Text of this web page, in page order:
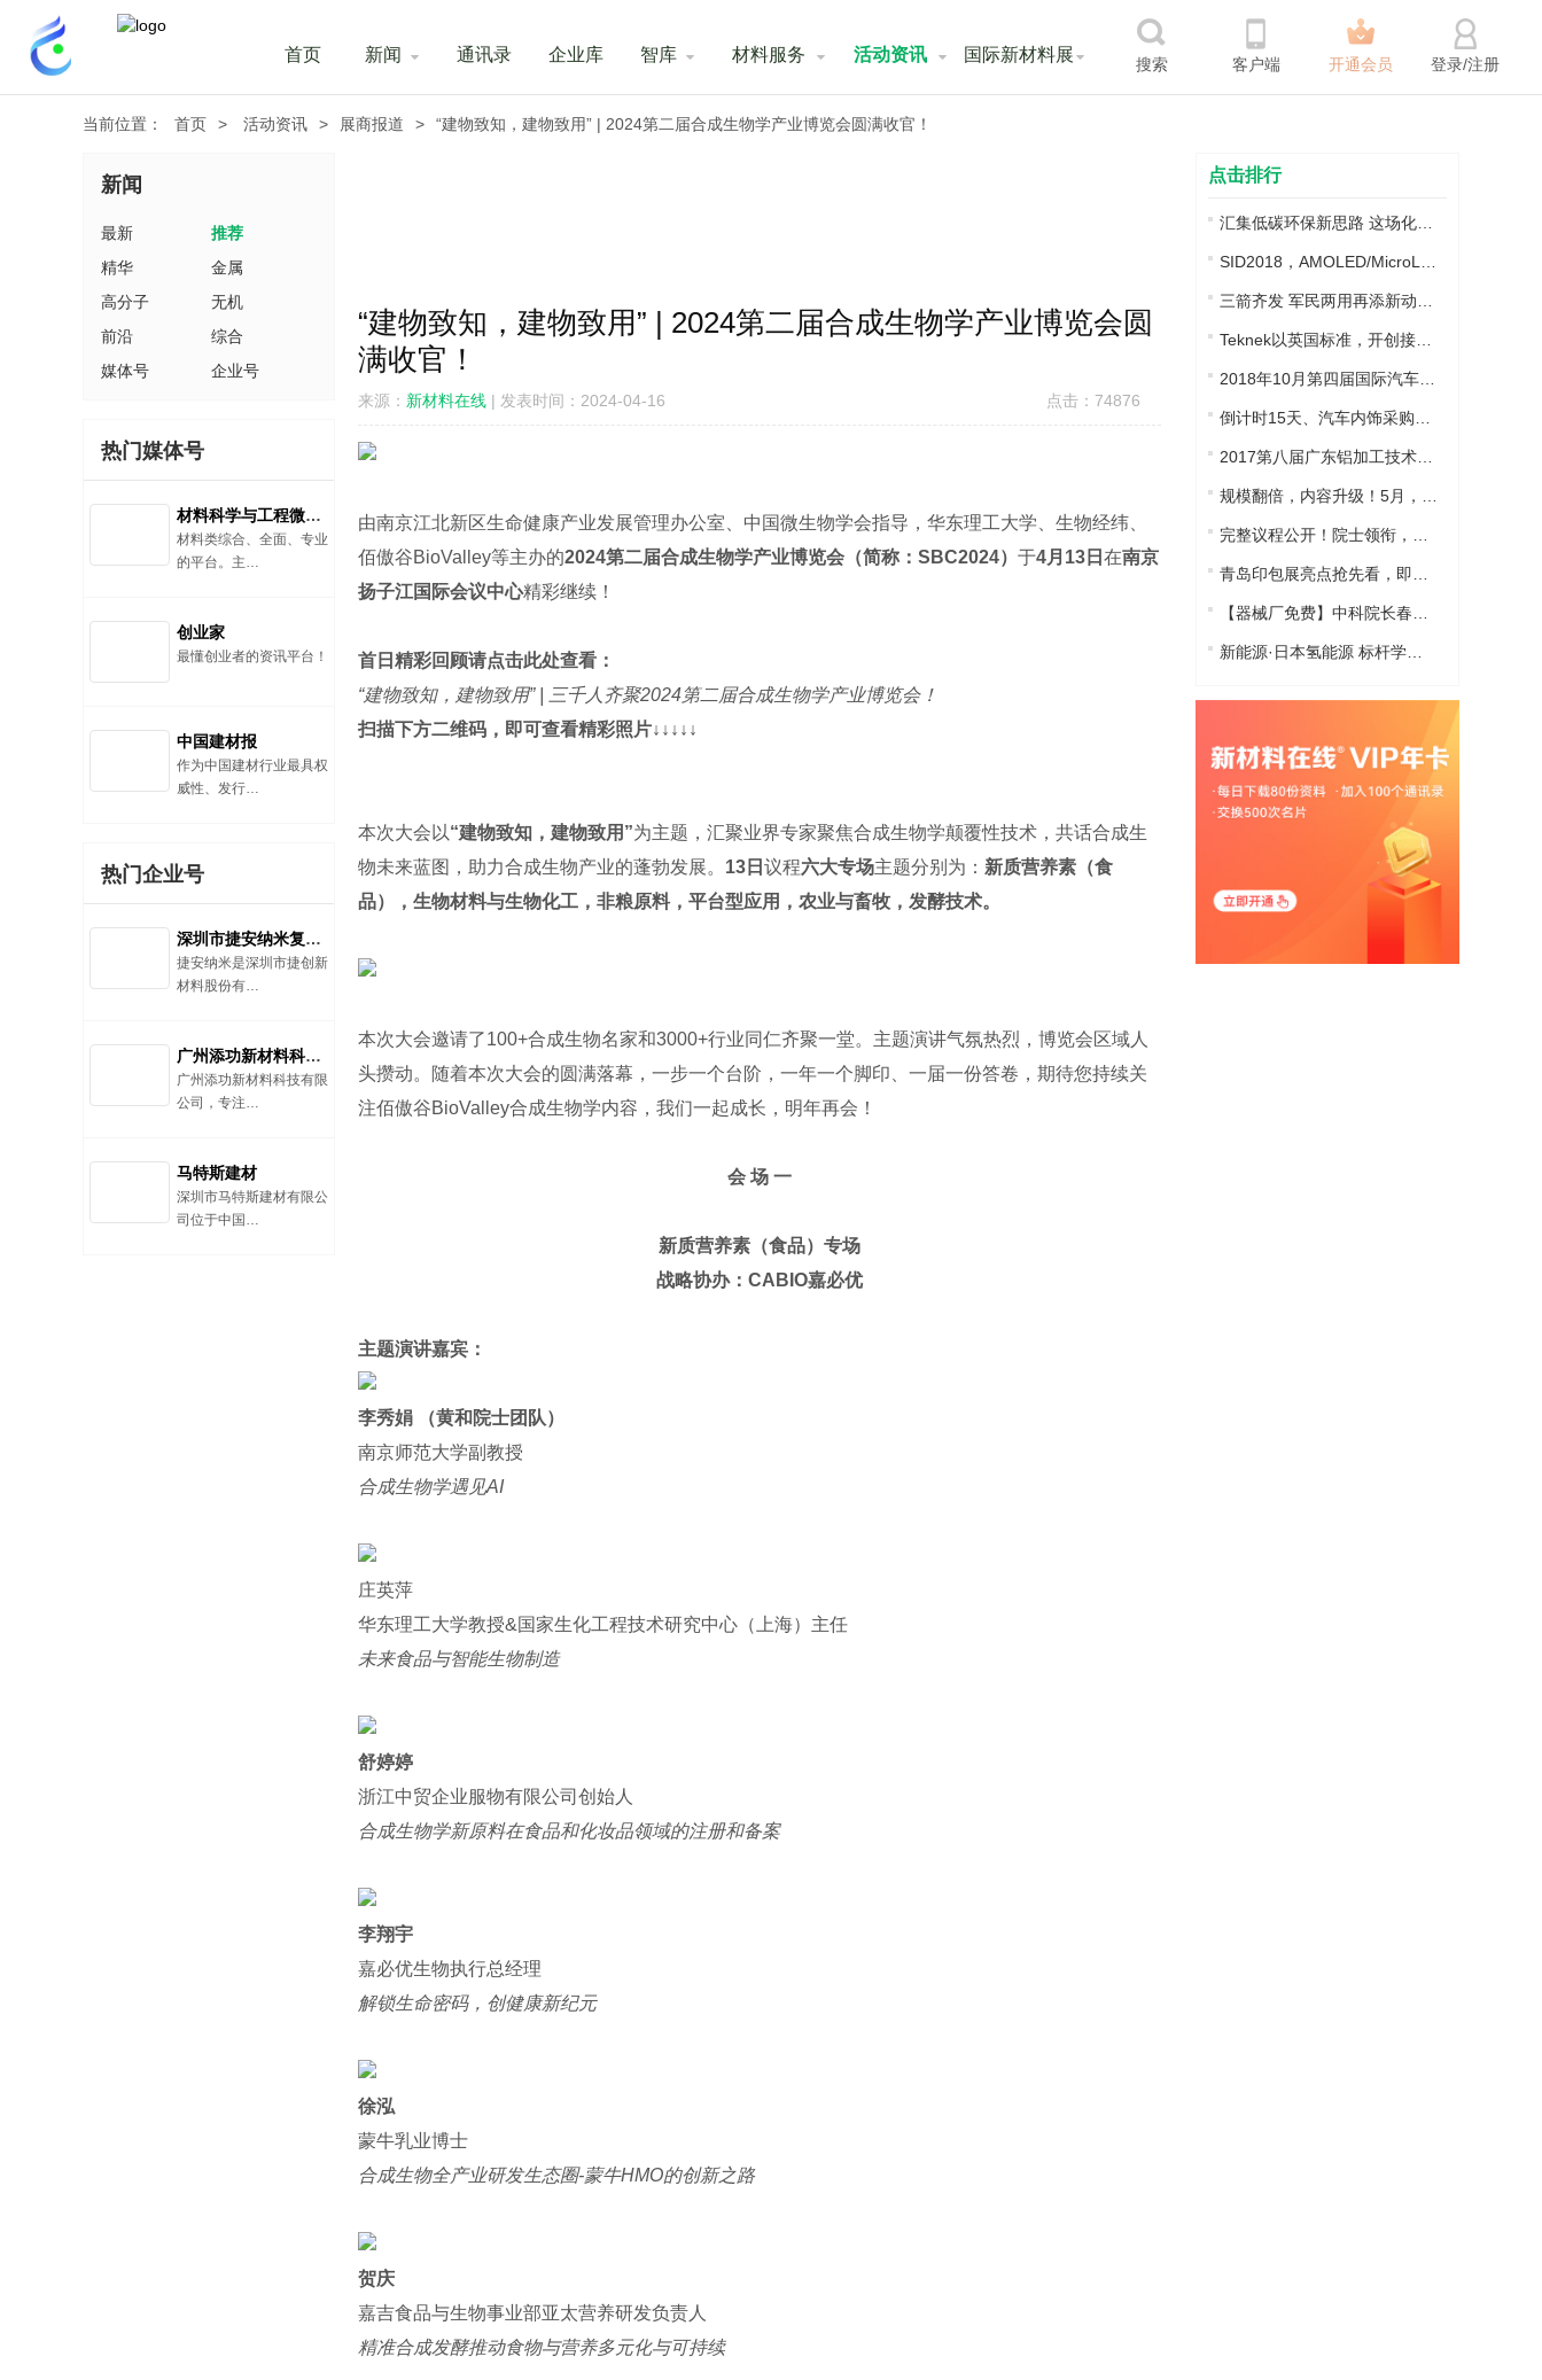
首页 新闻 通讯录 企业库 智库 材料服务 活动资讯 国际新材料展 搜索 客户端 开通会员 登录/注册
当前位置： 首页 > 活动资讯 > 展商报道 > “建物致知，建物致用” | 2024第二届合成生物学产业博览会圆满收官！
新闻
最新
推荐
精华
金属
高分子
无机
前沿
综合
媒体号
企业号
热门媒体号
材料科学与工程微信公众号
材料类综合、全面、专业
的平台。主…
创业家
最懂创业者的资讯平台！
中国建材报
作为中国建材行业最具权
威性、发行…
热门企业号
深圳市捷安纳米复合材料有限公司
捷安纳米是深圳市捷创新
材料股份有…
广州添功新材料科技有限公司
广州添功新材料科技有限
公司，专注…
马特斯建材
深圳市马特斯建材有限公
司位于中国…
“建物致知，建物致用” | 2024第二届合成生物学产业博览会圆
满收官！
来源： 新材料在线 | 发表时间：2024-04-16 点击：74876
由南京江北新区生命健康产业发展管理办公室、中国微生物学会指导，华东理工大学、生物经纬、
佰傲谷BioValley等主办的2024第二届合成生物学产业博览会（简称：SBC2024） 于4月13日 在南京
扬子江国际会议中心精彩继续！
首日精彩回顾请点击此处查看：
“建物致知，建物致用” | 三千人齐聚2024第二届合成生物学产业博览会！
扫描下方二维码，即可查看精彩照片↓↓↓↓↓
本次大会以“建物致知，建物致用”为主题，汇聚业界专家聚焦合成生物学颠覆性技术，共话合成生
物未来蓝图，助力合成生物产业的蓬勃发展。 13日 议程六大专场主题分别为： 新质营养素（食
品），生物材料与生物化工，非粮原料，平台型应用，农业与畜牧，发酵技术。
本次大会邀请了100+合成生物名家和3000+行业同仁齐聚一堂。主题演讲气氛热烈，博览会区域人
头攒动。随着本次大会的圆满落幕，一步一个台阶，一年一个脚印、一届一份答卷，期待您持续关
注佰傲谷BioValley合成生物学内容，我们一起成长，明年再会！
会 场 一
新质营养素（食品）专场
战略协办：CABIO嘉必优
主题演讲嘉宾：
李秀娟 （黄和院士团队）
南京师范大学副教授
合成生物学遇见AI
庄英萍
华东理工大学教授&国家生化工程技术研究中心（上海）主任
未来食品与智能生物制造
舒婷婷
浙江中贸企业服物有限公司创始人
合成生物学新原料在食品和化妆品领域的注册和备案
李翔宇
嘉必优生物执行总经理
解锁生命密码，创健康新纪元
徐泓
蒙牛乳业博士
合成生物全产业研发生态圈-蒙牛HMO的创新之路
贺庆
嘉吉食品与生物事业部亚太营养研发负责人
精准合成发酵推动食物与营养多元化与可持续
点击排行